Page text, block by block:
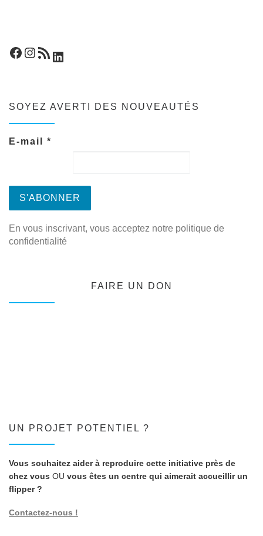
Facebook
Instagram
Flux RSS
LinkedIn
SOYEZ AVERTI DES NOUVEAUTÉS
E-mail *
En vous inscrivant, vous acceptez notre politique de
confidentialité
FAIRE UN DON
UN PROJET POTENTIEL ?
Vous souhaitez aider à reproduire cette initiative près de
chez vous OU vous êtes un centre qui aimerait accueillir un
flipper ?
Contactez-nous !